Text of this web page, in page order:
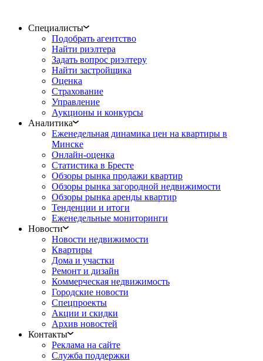
Специалисты
Подобрать агентство
Найти риэлтера
Задать вопрос риэлтеру
Найти застройщика
Оценка
Страхование
Управление
Аукционы и конкурсы
Аналитика
Еженедельная динамика цен на квартиры в
Минске
Онлайн-оценка
Статистика в Бресте
Обзоры рынка продажи квартир
Обзоры рынка загородной недвижимости
Обзоры рынка аренды квартир
Тенденции и итоги
Еженедельные мониторинги
Новости
Новости недвижимости
Квартиры
Дома и участки
Ремонт и дизайн
Коммерческая недвижимость
Городские новости
Спецпроекты
Акции и скидки
Архив новостей
Контакты
Реклама на сайте
Служба поддержки